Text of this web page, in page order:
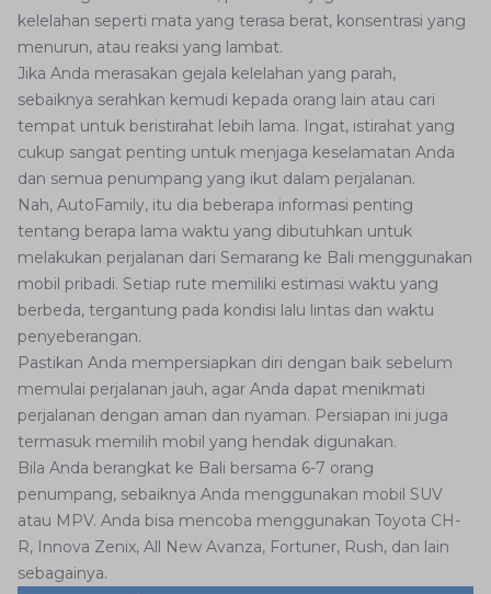
kelelahan seperti mata yang terasa berat, konsentrasi yang
menurun, atau reaksi yang lambat.
Jika Anda merasakan gejala kelelahan yang parah,
sebaiknya serahkan kemudi kepada orang lain atau cari
tempat untuk beristirahat lebih lama. Ingat, istirahat yang
cukup sangat penting untuk menjaga keselamatan Anda
dan semua penumpang yang ikut dalam perjalanan.
Nah, AutoFamily, itu dia beberapa informasi penting
tentang berapa lama waktu yang dibutuhkan untuk
melakukan perjalanan dari Semarang ke Bali menggunakan
mobil pribadi. Setiap rute memiliki estimasi waktu yang
berbeda, tergantung pada kondisi lalu lintas dan waktu
penyeberangan.
Pastikan Anda mempersiapkan diri dengan baik sebelum
memulai perjalanan jauh, agar Anda dapat menikmati
perjalanan dengan aman dan nyaman. Persiapan ini juga
termasuk memilih mobil yang hendak digunakan.
Bila Anda berangkat ke Bali bersama 6-7 orang
penumpang, sebaiknya Anda menggunakan mobil SUV
atau MPV. Anda bisa mencoba menggunakan Toyota CH-
R, Innova Zenix, All New Avanza, Fortuner, Rush, dan lain
sebagainya.